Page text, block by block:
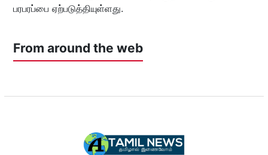
பரபரப்பை ஏற்படுத்தியுள்ளது.
From around the web